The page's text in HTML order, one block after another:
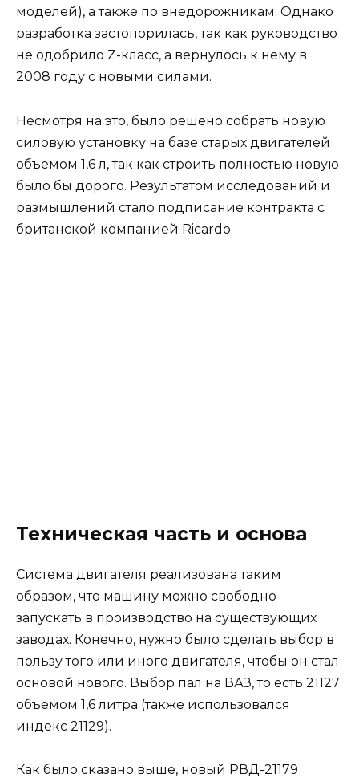
моделей), а также по внедорожникам. Однако
разработка застопорилась, так как руководство
не одобрило Z-класс, а вернулось к нему в
2008 году с новыми силами.
Несмотря на это, было решено собрать новую
силовую установку на базе старых двигателей
объемом 1,6 л, так как строить полностью новую
было бы дорого. Результатом исследований и
размышлений стало подписание контракта с
британской компанией Ricardo.
Техническая часть и основа
Система двигателя реализована таким
образом, что машину можно свободно
запускать в производство на существующих
заводах. Конечно, нужно было сделать выбор в
пользу того или иного двигателя, чтобы он стал
основой нового. Выбор пал на ВАЗ, то есть 21127
объемом 1,6 литра (также использовался
индекс 21129).
Как было сказано выше, новый РВД-21179